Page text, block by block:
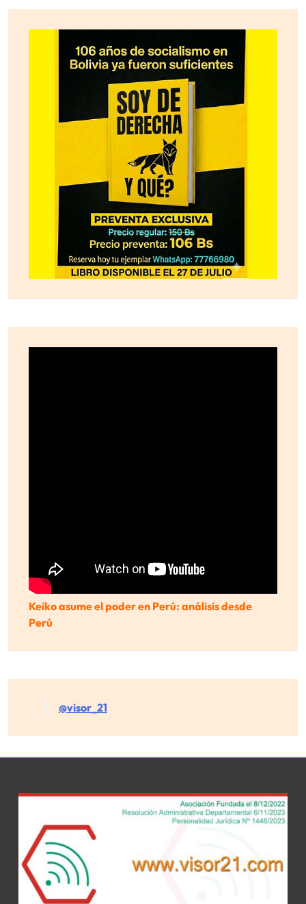
Keiko asume el poder en Perú: análisis desde
Perú
@visor_21